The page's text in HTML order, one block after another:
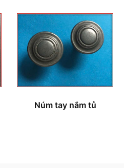
Núm tay nắm tủ